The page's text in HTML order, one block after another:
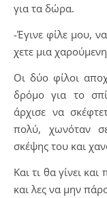
για τα δώρα.
-Έγινε φίλε μου,
χετε μια
Οι δύο φίλοι
δρόμο για το
άρχισε να
πολύ, χωνόταν
σκέψης του και
Και τι θα γίνει
και λες να μην